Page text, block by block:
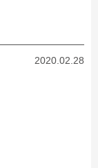
2020.02.28